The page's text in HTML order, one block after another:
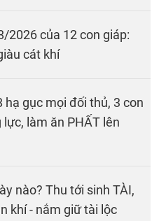
2026 của 12 con giáp:
cát khí
hạ gục mọi đối thủ, 3 con
làm ăn PHẤT lên
nào? Thu tới sinh TÀI,
khí - nắm giữ tài lộc